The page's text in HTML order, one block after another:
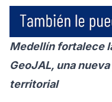
Medellín fortalece
GeoJAL, una
territorial